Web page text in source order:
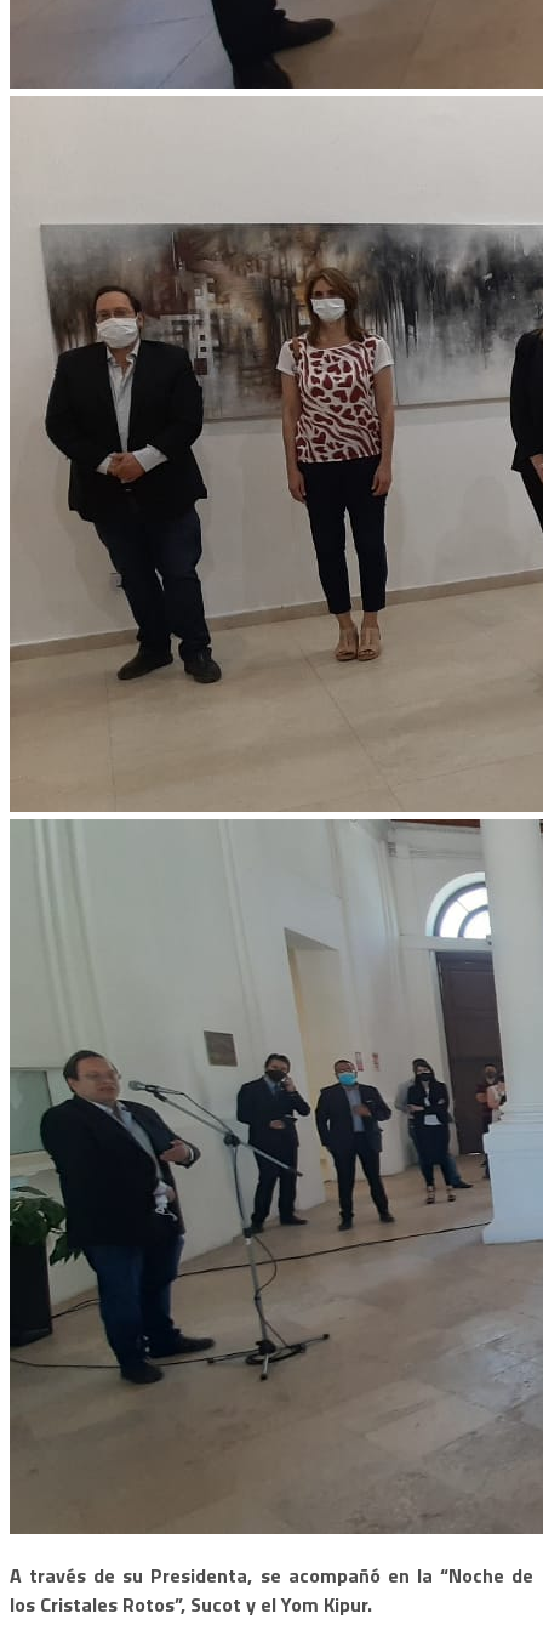
A través de su Presidenta, se acompañó en la “Noche de
los Cristales Rotos”, Sucot y el Yom Kipur.